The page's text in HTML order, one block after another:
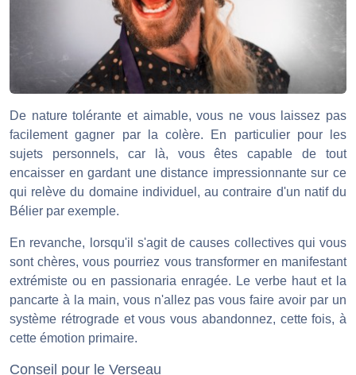
De nature tolérante et aimable, vous ne vous laissez pas
facilement gagner par la colère. En particulier pour les
sujets personnels, car là, vous êtes capable de tout
encaisser en gardant une distance impressionnante sur ce
qui relève du domaine individuel, au contraire d'un natif du
Bélier par exemple.
En revanche, lorsqu'il s'agit de causes collectives qui vous
sont chères, vous pourriez vous transformer en manifestant
extrémiste ou en passionaria enragée. Le verbe haut et la
pancarte à la main, vous n'allez pas vous faire avoir par un
système rétrograde et vous vous abandonnez, cette fois, à
cette émotion primaire.
Conseil pour le Verseau